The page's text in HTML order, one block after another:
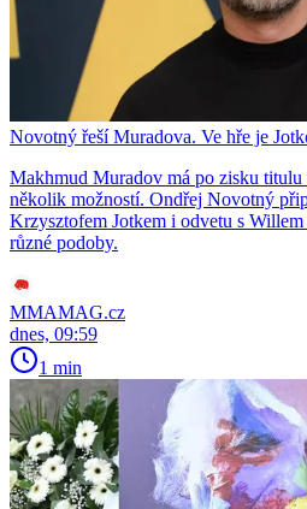
Novotný řeší Muradova. Ve hře je
Makhmud Muradov má po zisku titulu
několik možností. Ondřej Novotný
Krzysztofem Jotkem i odvetu s
různé podoby.
MMAMAG.cz
dnes, 09:59
1 min